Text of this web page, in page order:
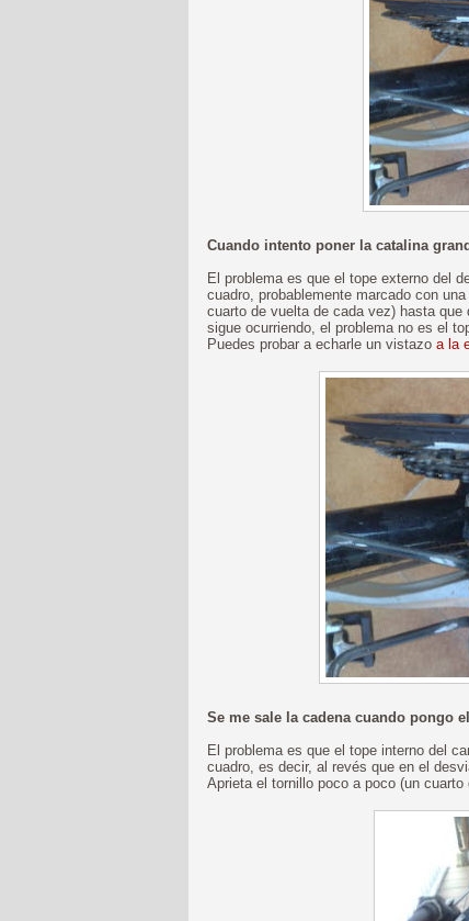
Cuando intento poner la catalina
El problema es que el tope externo del
cuadro, probablemente marcado con
cuarto de vuelta de cada vez) hasta
sigue ocurriendo, el problema no es el
Puedes probar a echarle un vistazo a la
Se me sale la cadena cuando pongo
El problema es que el tope interno del
cuadro, es decir, al revés que en el
Aprieta el tornillo poco a poco (un